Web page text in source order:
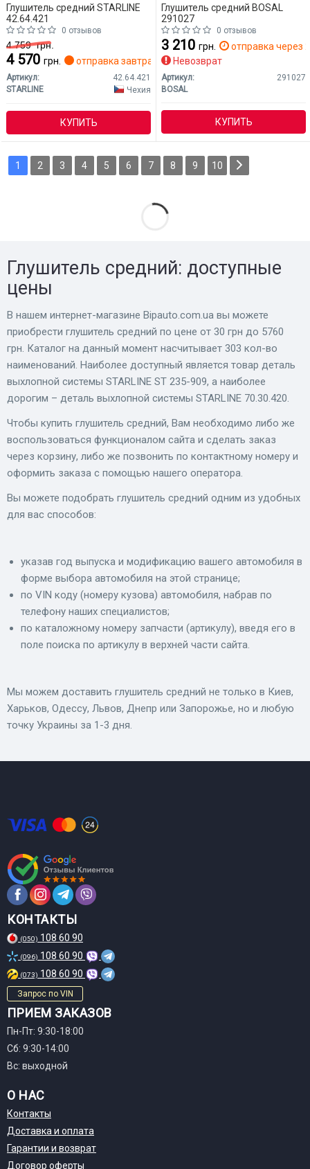
Глушитель средний STARLINE
42.64.421
0 отзывов
4 759грн.
4 570 грн. отправка завтра
Артикул:
42.64.421
STARLINE
Чехия
КУПИТЬ
Глушитель средний BOSAL
291027
0 отзывов
3 210 грн.
отправка через
Невозврат
Артикул:
291027
BOSAL
КУПИТЬ
1 2 3 4 5 6 7 8 9 10
Глушитель средний: доступные
цены
В нашем интернет-магазине Bіpauto.com.ua вы можете
приобрести глушитель средний по цене от 30 грн до 5760
грн. Каталог на данный момент насчитывает 303 кол-во
наименований. Наиболее доступный является товар деталь
выхлопной системы STARLINE ST 235-909, а наиболее
дорогим – деталь выхлопной системы STARLINE 70.30.420.
Чтобы купить глушитель средний, Вам необходимо либо же
воспользоваться функционалом сайта и сделать заказ
через корзину, либо же позвонить по контактному номеру и
оформить заказа с помощью нашего оператора.
Вы можете подобрать глушитель средний одним из удобных
для вас способов:
указав год выпуска и модификацию вашего автомобиля в
форме выбора автомобиля на этой странице;
по VIN коду (номеру кузова) автомобиля, набрав по
телефону наших специалистов;
по каталожному номеру запчасти (артикулу), введя его в
поле поиска по артикулу в верхней части сайта.
Мы можем доставить глушитель средний не только в Киев,
Харьков, Одессу, Львов, Днепр или Запорожье, но и любую
точку Украины за 1-3 дня.
КОНТАКТЫ
(050) 108 60 90
(096) 108 60 90
(073) 108 60 90
Запрос по VIN
ПРИЕМ ЗАКАЗОВ
Пн-Пт: 9:30-18:00
Сб: 9:30-14:00
Вс: выходной
О НАС
Контакты
Доставка и оплата
Гарантии и возврат
Договор оферты